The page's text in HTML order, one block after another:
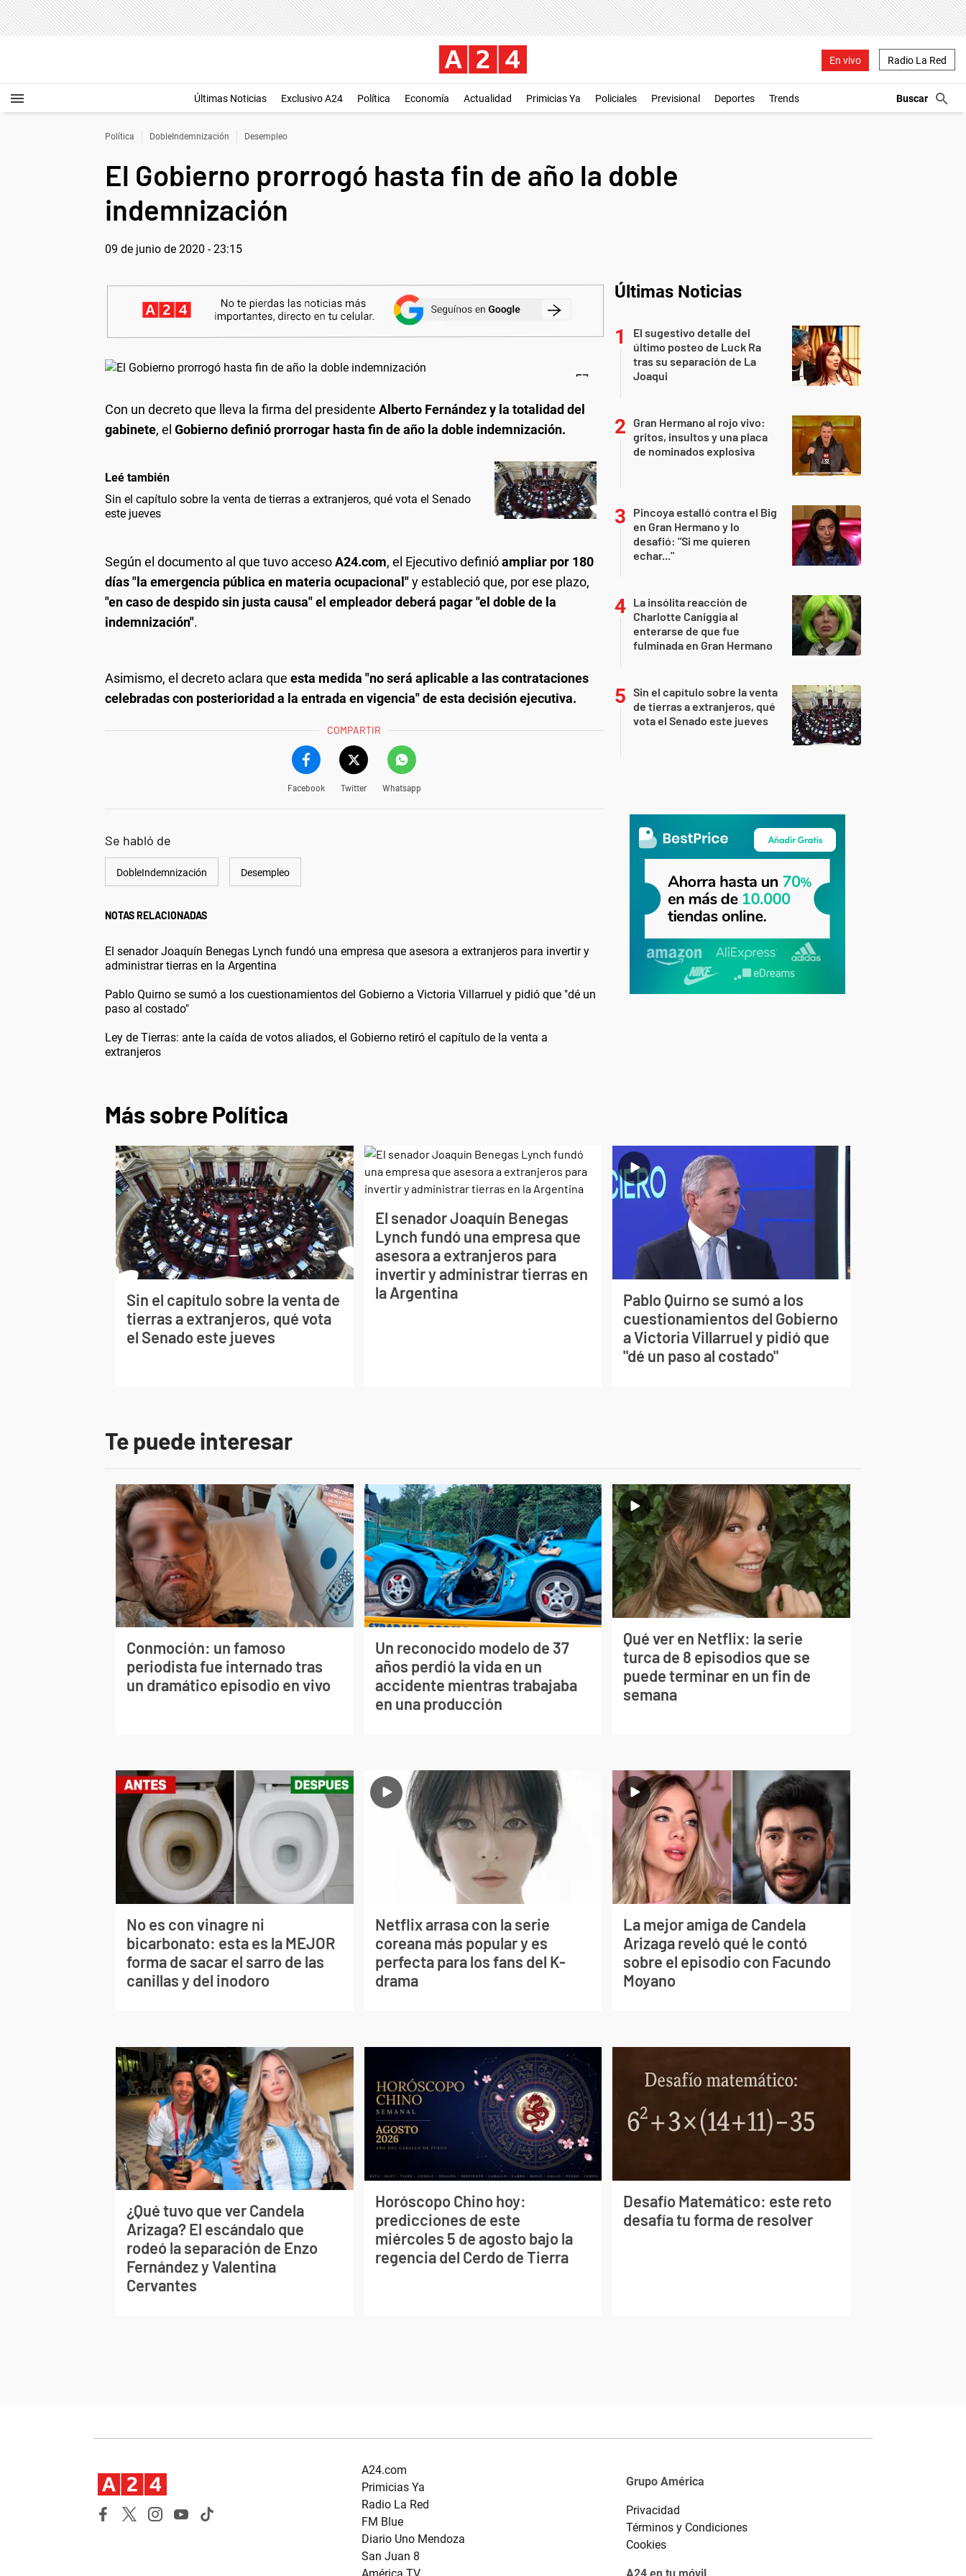
En vivo Radio La Red
Últimas Noticias Exclusivo A24 Política Economía Actualidad Primicias Ya Policiales Previsional Deportes Trends
Política DobleIndemnización Desempleo
El Gobierno prorrogó hasta fin de año la doble
indemnización
09 de junio de 2020 - 23:15
Con un decreto que lleva la firma del presidente Alberto Fernández y la totalidad del
gabinete, el Gobierno definió prorrogar hasta fin de año la doble indemnización.
Leé también
Sin el capítulo sobre la venta de tierras a extranjeros, qué vota el Senado
este jueves
Según el documento al que tuvo accesoA24.com, el Ejecutivo definióampliar por 180
días "la emergencia pública en materia ocupacional"y estableció que, por ese plazo,
"en caso de despido sin justa causa" el empleador deberá pagar "el doble de la
indemnización".
Asimismo, el decreto aclara que esta medida "no será aplicable a las contrataciones
celebradas con posterioridad a la entrada en vigencia" de esta decisión ejecutiva.
COMPARTIR
Facebook Twitter Whatsapp
Se habló de
DobleIndemnización Desempleo
NOTAS RELACIONADAS
El senador Joaquín Benegas Lynch fundó una empresa que asesora a extranjeros para invertir y
administrar tierras en la Argentina
Pablo Quirno se sumó a los cuestionamientos del Gobierno a Victoria Villarruel y pidió que "dé un
paso al costado"
Ley de Tierras: ante la caída de votos aliados, el Gobierno retiró el capítulo de la venta a
extranjeros
Últimas Noticias
El sugestivo detalle del
último posteo de Luck Ra
tras su separación de La
Joaqui
Gran Hermano al rojo vivo:
gritos, insultos y una placa
de nominados explosiva
Pincoya estalló contra el Big
en Gran Hermano y lo
desafió: "Si me quieren
echar..."
La insólita reacción de
Charlotte Caniggia al
enterarse de que fue
fulminada en Gran Hermano
Sin el capítulo sobre la venta
de tierras a extranjeros, qué
vota el Senado este jueves
Más sobre Política
Sin el capítulo sobre la venta de
tierras a extranjeros, qué vota
el Senado este jueves
El senador Joaquín Benegas
Lynch fundó una empresa que
asesora a extranjeros para
invertir y administrar tierras en
la Argentina
Pablo Quirno se sumó a los
cuestionamientos del Gobierno
a Victoria Villarruel y pidió que
"dé un paso al costado"
Te puede interesar
Conmoción: un famoso
periodista fue internado tras
un dramático episodio en vivo
Un reconocido modelo de 37
años perdió la vida en un
accidente mientras trabajaba
en una producción
Qué ver en Netflix: la serie
turca de 8 episodios que se
puede terminar en un fin de
semana
No es con vinagre ni
bicarbonato: esta es la MEJOR
forma de sacar el sarro de las
canillas y del inodoro
Netflix arrasa con la serie
coreana más popular y es
perfecta para los fans del K-
drama
La mejor amiga de Candela
Arizaga reveló qué le contó
sobre el episodio con Facundo
Moyano
¿Qué tuvo que ver Candela
Arizaga? El escándalo que
rodeó la separación de Enzo
Fernández y Valentina
Cervantes
Horóscopo Chino hoy:
predicciones de este
miércoles 5 de agosto bajo la
regencia del Cerdo de Tierra
Desafío Matemático: este reto
desafía tu forma de resolver
A24.com
Primicias Ya
Radio La Red
FM Blue
Diario Uno Mendoza
San Juan 8
Grupo América
Privacidad
Términos y Condiciones
Cookies